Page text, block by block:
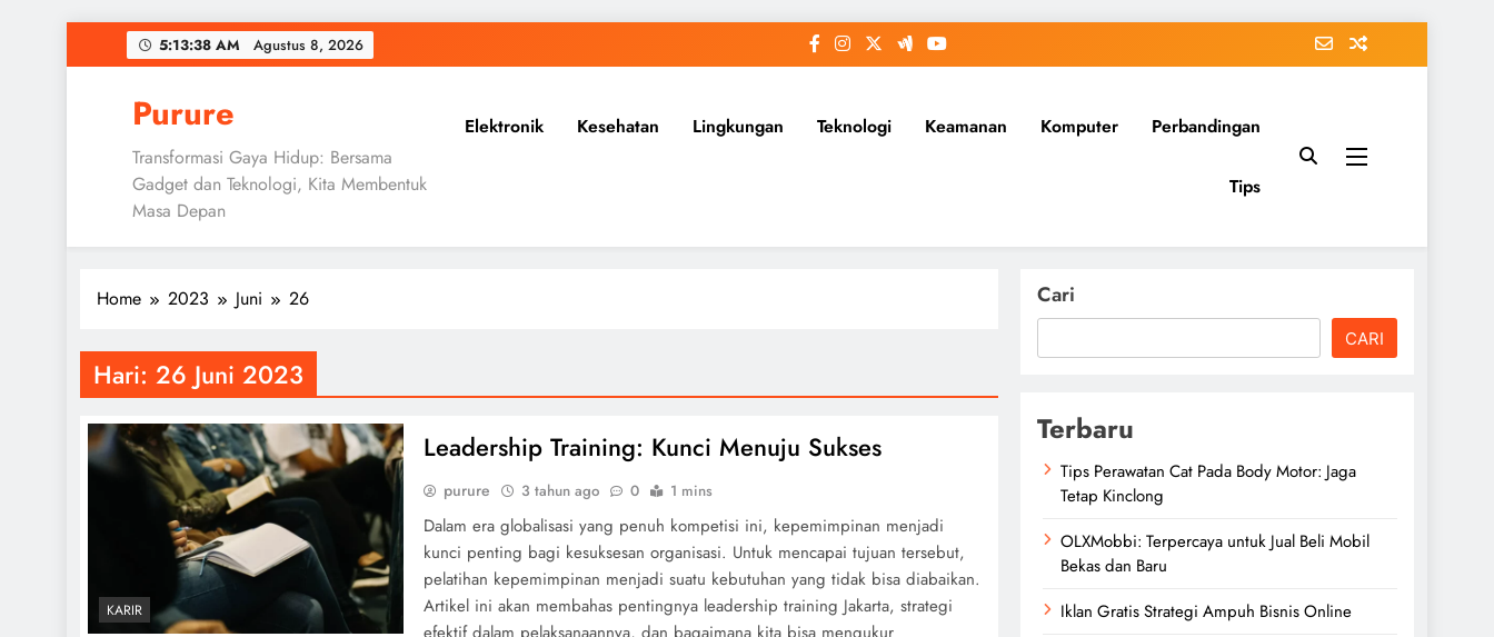
to
5:13:39 AM Agustus 8, 2026
Purure
Transformasi Gaya Hidup: Bersama
Gadget dan Teknologi, Kita Membentuk
Masa Depan
Elektronik Kesehatan Lingkungan Teknologi Keamanan Komputer Perbandingan
Tips
Home 2023 Juni 26
Hari: 26 Juni 2023
KARIR
Leadership Training: Kunci Menuju Sukses
purure 3 tahun ago 0 1 mins
Dalam era globalisasi yang penuh kompetisi ini, kepemimpinan menjadi
kunci penting bagi kesuksesan organisasi. Untuk mencapai tujuan tersebut,
pelatihan kepemimpinan menjadi suatu kebutuhan yang tidak bisa diabaikan.
Artikel ini akan membahas pentingnya leadership training Jakarta, strategi
Cari
CARI
Terbaru
Tips Perawatan Cat Pada Body Motor: Jaga
Tetap Kinclong
OLXMobbi: Terpercaya untuk Jual Beli Mobil
Bekas dan Baru
Iklan Gratis Strategi Ampuh Bisnis Online